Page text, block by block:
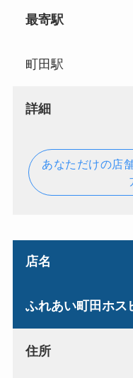
最寄駅
町田駅
詳細
あなただけの店
店名
ふれあい町田ホス
住所